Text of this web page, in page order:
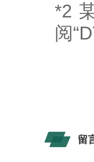
*2
阅
留